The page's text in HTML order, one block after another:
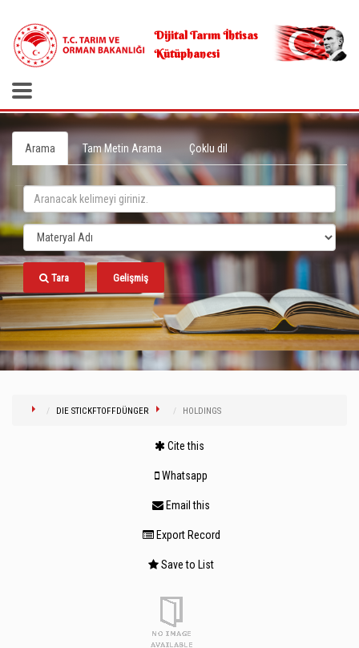
Dijital Tarım İhtisas
Kütüphanesi
Arama Tam Metin Arama Çoklu dil
Tara Gelişmiş
DIE STICKFTOFFDÜNGER HOLDINGS
Cite this
Whatsapp
Email this
Export Record
Save to List